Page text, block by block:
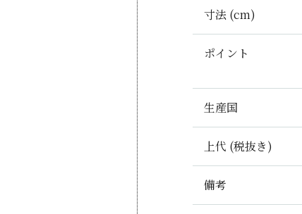
寸法 (cm)
ポイント
生産国
上代 (税抜き)
備考